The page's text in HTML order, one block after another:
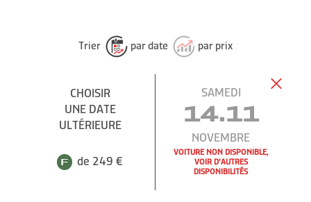
Trier par date par prix
CHOISIR
UNE DATE
ULTÉRIEURE
de 249 €
SAMEDI
14.11
NOVEMBRE
VOITURE NON DISPONIBLE,
VOIR D'AUTRES
DISPONIBILITÉS